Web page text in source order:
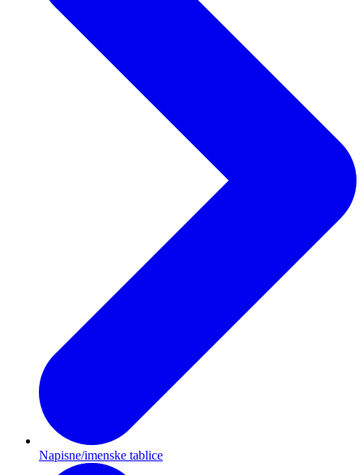
Napisne/imenske tablice